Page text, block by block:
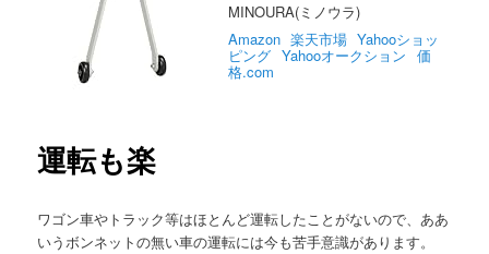
MINOURA(ミノウラ)
Amazon 楽天市場 Yahooショッ
ピング Yahooオークション 価
格.com
運転も楽
ワゴン車やトラック等はほとんど運転したことがないので、ああ
いうボンネットの無い車の運転には今も苦手意識があります。